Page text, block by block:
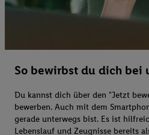
So bewirbst du dich bei
Du kannst dich über den "Jetzt
bewerben. Auch mit dem
gerade unterwegs bist. Es ist
Lebenslauf und Zeugnisse bereits